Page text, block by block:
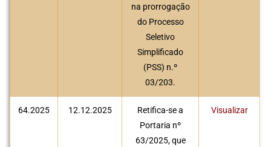
na prorrogação
do Processo
Seletivo
Simplificado
(PSS) n.º
03/203.
64.2025 12.12.2025
Retifica-se a
Portaria nº
63/2025, que
Visualizar